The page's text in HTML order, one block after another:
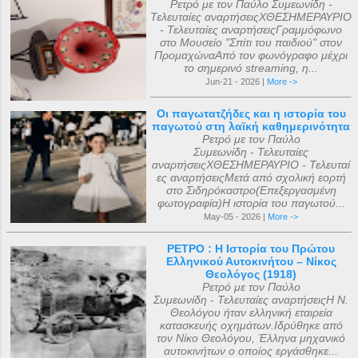
Ρετρό με τον Παύλο Συμεωνίδη -
Τελευταίες αναρτήσειςΧΘΕΣΗΜΕΡΑΥΡΙΟ
- Τελευταίες αναρτήσειςΓραμμόφωνο
στο Μουσείο "Σπίτι του παιδιού" στον
ΠρομαχώναΑπό τον φωνόγραφο μέχρι
το σημερινό streaming, η...
Jun-21 - 2026 | More ->
Οι παγωτατζήδες και η ιστορία του
παγωτού στη λαϊκή καθημερινότητα
Ρετρό με τον Παύλο
Συμεωνίδη - Τελευταίες
αναρτήσειςΧΘΕΣΗΜΕΡΑΥΡΙΟ - Τελευταί
ες αναρτήσειςΜετά από σχολική εορτή
στο Σιδηρόκαστρο(Επεξεργασμένη
φωτογραφία)Η ιστορία του παγωτού...
May-05 - 2026 | More ->
ΡΕΤΡΟ : Η Ιστορία του Πρώτου
Ελληνικού Αυτοκινήτου – Νίκος
Θεολόγος (1918)
Ρετρό με τον Παύλο
Συμεωνίδη - Τελευταίες αναρτήσειςΗ Ν.
Θεολόγου ήταν ελληνική εταιρεία
κατασκευής οχημάτων.Ιδρύθηκε από
τον Νίκο Θεολόγου, Έλληνα μηχανικό
αυτοκινήτων ο οποίος εργάσθηκε...